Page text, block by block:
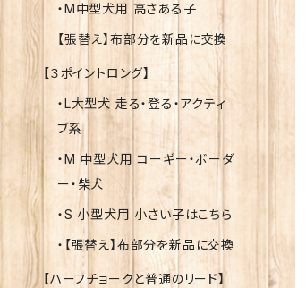
・M中型犬用 高さある子
【張替え】布部分を新品に交換
【３ポイントロング】
・L大型犬 走る・登る・アクティ
ブ系
・M 中型犬用 コーギー・ボーダ
ー・柴犬
・S 小型犬用 小さい子はこちら
・【張替え】布部分を新品に交換
【ハーフチョークと普通のリード】